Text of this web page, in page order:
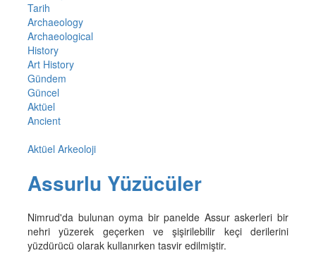
Tarih
Archaeology
Archaeological
History
Art History
Gündem
Güncel
Aktüel
Ancient
Aktüel Arkeoloji
Assurlu Yüzücüler
Nimrud'da bulunan oyma bir panelde Assur askerleri bir
nehri yüzerek geçerken ve şişirilebilir keçi derilerini
yüzdürücü olarak kullanırken tasvir edilmiştir.